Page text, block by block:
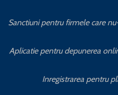
Sanctiuni pentru firmele care
Aplicatie pentru depunerea
Inregistrarea pentru